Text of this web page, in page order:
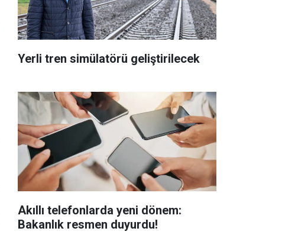
Yerli tren simülatörü geliştirilecek
Akıllı telefonlarda yeni dönem:
Bakanlık resmen duyurdu!